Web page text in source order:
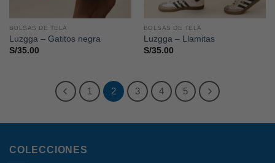
BOLSAS DE TELA
Luzgga – Gatitos negra
S/35.00
BOLSAS DE TELA
Luzgga – Llamitas
S/35.00
1 2 3 4 5
COLECCIONES